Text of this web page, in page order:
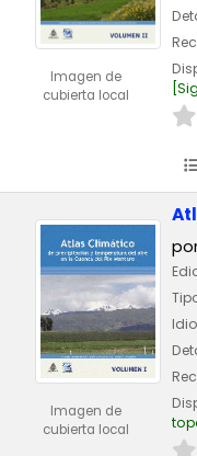
Imagen de
cubierta local
Imagen de
cubierta local